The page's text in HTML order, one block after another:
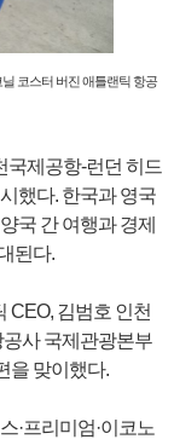
코스터 버진 애틀랜틱 항공
국제공항-런던 히드
했다. 한국과 영국
국 간 여행과 경제
된다.
CEO, 김범호 인천
사 국제관광본부
을 맞이했다.
·프리미엄·이코노